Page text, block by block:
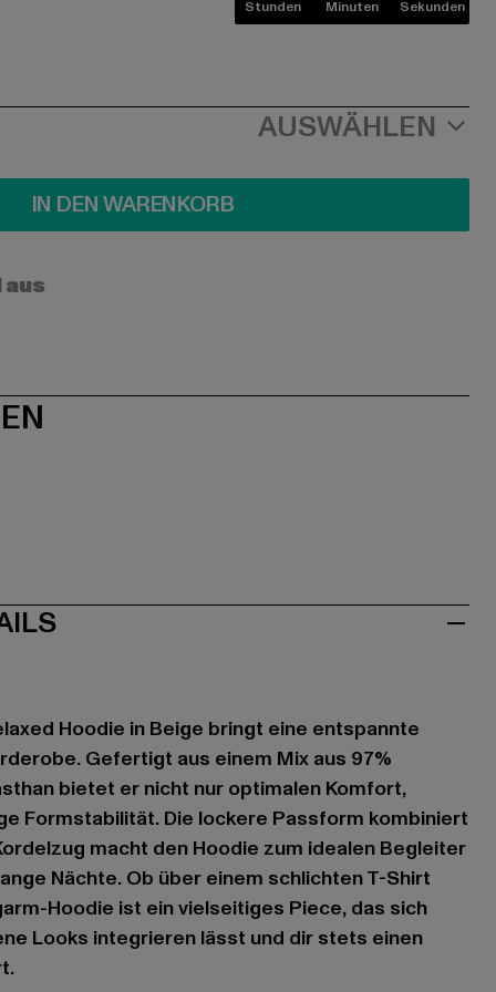
Stunden Minuten Sekunden
AUSWÄHLEN
IN DEN WARENKORB
Hoodie in Beige bringt eine entspannte
Gefertigt aus einem Mix aus 97%
bietet er nicht nur optimalen Komfort,
Formstabilität. Die lockere Passform kombiniert
macht den Hoodie zum idealen Begleiter
Nächte. Ob über einem schlichten T-Shirt
Hoodie ist ein vielseitiges Piece, das sich
Looks integrieren lässt und dir stets einen